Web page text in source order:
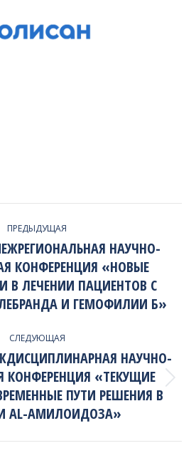
ПРЕДЫДУЩАЯ
Previous
project:
НАУЧНО-
КОНФЕРЕНЦИЯ «НОВЫЕ
В ЛЕЧЕНИИ ПАЦИЕНТОВ С
И ГЕМОФИЛИИ Б»
СЛЕДУЮЩАЯ
Next
project:
НАУЧНО-
КОНФЕРЕНЦИЯ «ТЕКУЩИЕ
ПУТИ РЕШЕНИЯ В
AL-АМИЛОИДОЗА»